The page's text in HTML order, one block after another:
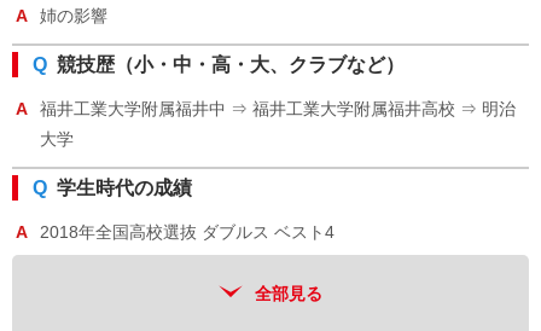
A 姉の影響
Q 競技歴（小・中・高・大、クラブなど）
A
福井工業大学附属福井中 ⇒ 福井工業大学附属福井高校 ⇒ 明治
大学
Q 学生時代の成績
A 2018年全国高校選抜 ダブルス ベスト4
普段の自分はこんな人
全部見る